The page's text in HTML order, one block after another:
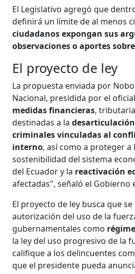
El Legislativo agregó que
definirá un límite de al menos
ciudadanos expongan sus
observaciones o aportes
El proyecto de ley
La propuesta enviada por
Nacional, presidida por el
medidas financieras,
destinadas a la
criminales vinculadas al
interno, así como a proteger a
sostenibilidad del sistema
del Ecuador y la reactivación
afectadas", señaló el Gobierno
El proyecto de ley busca que se
autorización del uso de la
gubernamentales como
la ley del uso progresivo de la
califique a los delincuentes
que el presidente pueda